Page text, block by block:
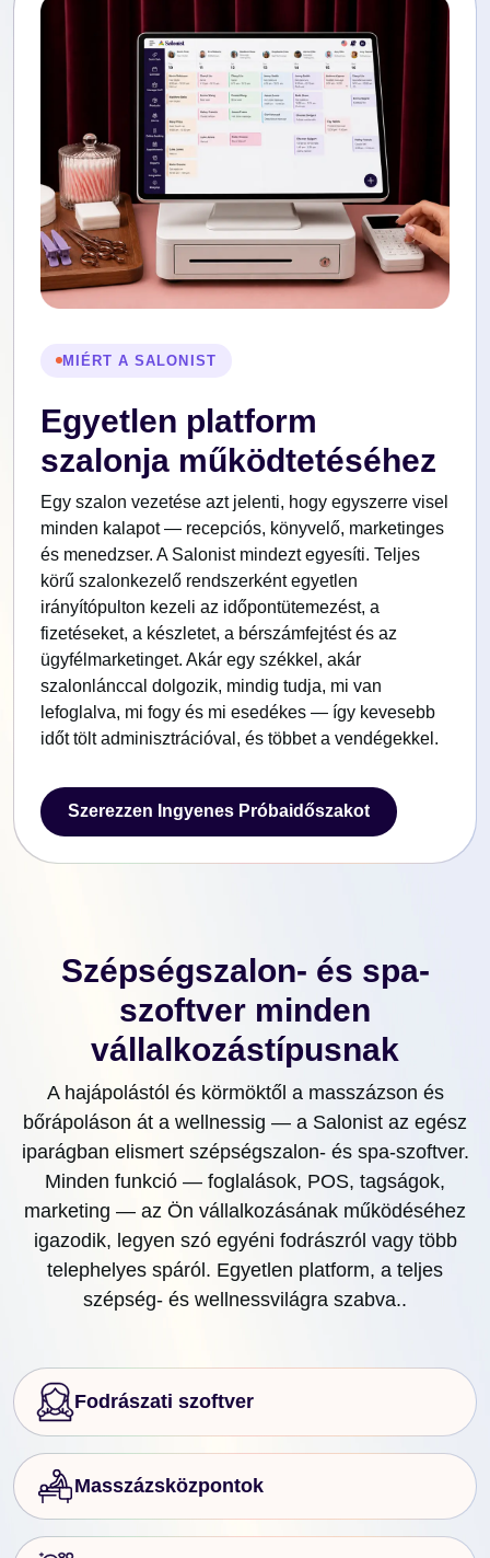
MIÉRT A SALONIST
Egyetlen platform
szalonja működtetéséhez
Egy szalon vezetése azt jelenti, hogy egyszerre visel
minden kalapot — recepciós, könyvelő, marketinges
és menedzser. A Salonist mindezt egyesíti. Teljes
körű szalonkezelő rendszerként egyetlen
irányítópulton kezeli az időpontütemezést, a
fizetéseket, a készletet, a bérszámfejtést és az
ügyfélmarketinget. Akár egy székkel, akár
szalonlánccal dolgozik, mindig tudja, mi van
lefoglalva, mi fogy és mi esedékes — így kevesebb
időt tölt adminisztrációval, és többet a vendégekkel.
Szerezzen Ingyenes Próbaidőszakot
Szerezzen Ingyenes Próbaidőszakot
Szépségszalon- és spa-
szoftver minden
vállalkozástípusnak
A hajápolástól és körmöktől a masszázson és
bőrápoláson át a wellnessig — a Salonist az egész
iparágban elismert szépségszalon- és spa-szoftver.
Minden funkció — foglalások, POS, tagságok,
marketing — az Ön vállalkozásának működéséhez
igazodik, legyen szó egyéni fodrászról vagy több
telephelyes spáról. Egyetlen platform, a teljes
szépség- és wellnessvilágra szabva..
Fodrászati szoftver
Masszázsközpontok